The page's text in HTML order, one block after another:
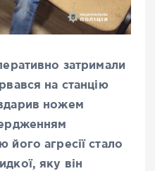
затримали
на станцію
ножем
агресії стало
яку він